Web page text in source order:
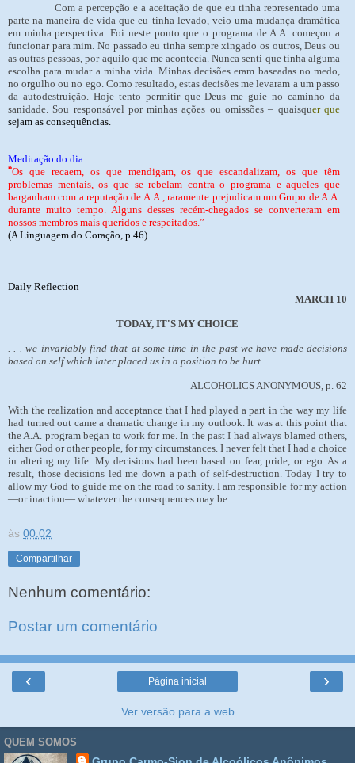
Com a percepção e a aceitação de que eu tinha representado uma
parte na maneira de vida que eu tinha levado, veio uma mudança dramática
em minha perspectiva. Foi neste ponto que o programa de A.A. começou a
funcionar para mim. No passado eu tinha sempre xingado os outros, Deus ou
as outras pessoas, por aquilo que me acontecia. Nunca senti que tinha alguma
escolha para mudar a minha vida. Minhas decisões eram baseadas no medo,
no orgulho ou no ego. Como resultado, estas decisões me levaram a um passo
da autodestruição. Hoje tento permitir que Deus me guie no caminho da
sanidade. Sou responsável por minhas ações ou omissões – quaisquer que
sejam as consequências.
Meditação do dia:
“Os que recaem, os que mendigam, os que escandalizam, os que têm
problemas mentais, os que se rebelam contra o programa e aqueles que
barganham com a reputação de A.A., raramente prejudicam um Grupo de A.A.
durante muito tempo. Alguns desses recém-chegados se converteram em
nossos membros mais queridos e respeitados.”
(A Linguagem do Coração, p.46)
Daily Reflection
MARCH 10
TODAY, IT'S MY CHOICE
. . . we invariably find that at some time in the past we have made decisions
based on self which later placed us in a position to be hurt.
ALCOHOLICS ANONYMOUS, p. 62
With the realization and acceptance that I had played a part in the way my life
had turned out came a dramatic change in my outlook. It was at this point that
the A.A. program began to work for me. In the past I had always blamed others,
either God or other people, for my circumstances. I never felt that I had a choice
in altering my life. My decisions had been based on fear, pride, or ego. As a
result, those decisions led me down a path of self-destruction. Today I try to
allow my God to guide me on the road to sanity. I am responsible for my action
—or inaction— whatever the consequences may be.
às 00:02
Compartilhar
Nenhum comentário:
Postar um comentário
‹ ›
Página inicial
Ver versão para a web
QUEM SOMOS